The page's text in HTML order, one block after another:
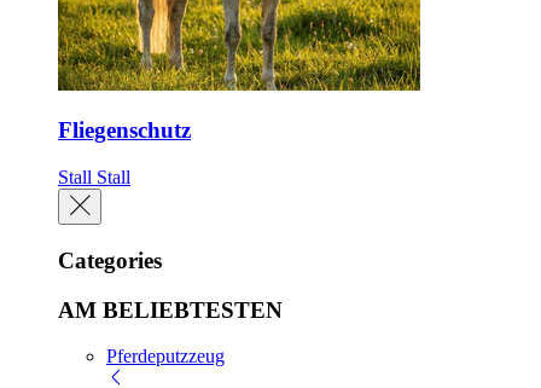
Fliegenschutz
Stall Stall
Categories
AM BELIEBTESTEN
Pferdeputzzeug